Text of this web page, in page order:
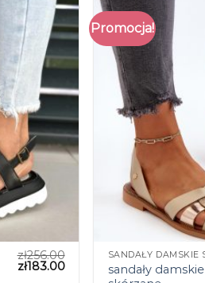
zł256.00
zł183.00
Promocja!
sandały damskie